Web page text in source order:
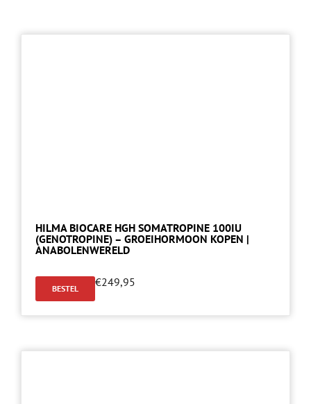
HILMA BIOCARE HGH SOMATROPINE 100IU
(GENOTROPINE) – GROEIHORMOON KOPEN |
ANABOLENWERELD
BESTEL €249,95